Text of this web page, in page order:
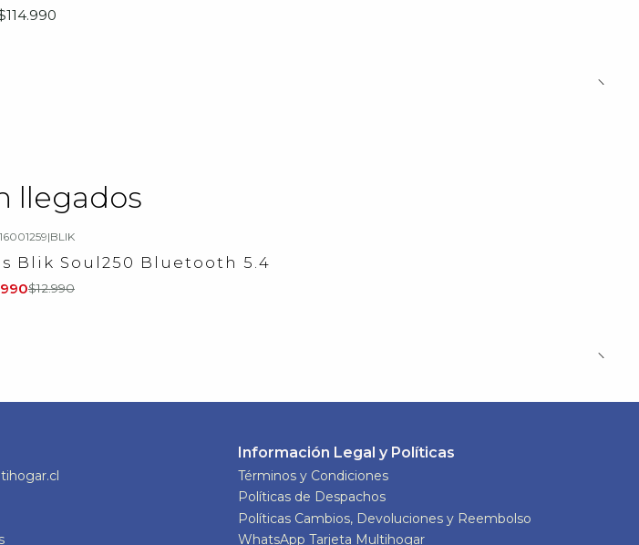
llegados
|BLIK
Blik Soul250 Bluetooth 5.4
$12.990
Información Legal y Políticas
Términos y Condiciones
Políticas de Despachos
Políticas Cambios, Devoluciones y Reembolso
WhatsApp Tarjeta Multihogar